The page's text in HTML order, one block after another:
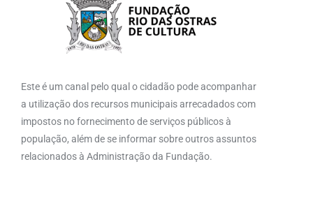
Este é um canal pelo qual o cidadão pode acompanhar
a utilização dos recursos municipais arrecadados com
impostos no fornecimento de serviços públicos à
população, além de se informar sobre outros assuntos
relacionados à Administração da Fundação.